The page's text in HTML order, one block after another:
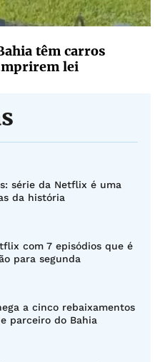
têm carros
lei
série da Netflix é uma
da história
com 7 episódios que é
para segunda
a cinco rebaixamentos
parceiro do Bahia